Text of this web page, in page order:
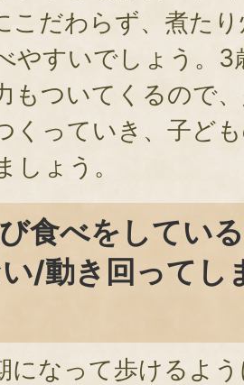
こだわらず、煮た
やすいでしょう。
もついてくるので
くっていき、子ど
しょう。
食べをしてい
/動き回ってし
になって歩けるよ